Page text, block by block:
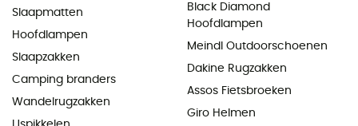
Slaapmatten
Hoofdlampen
Slaapzakken
Camping branders
Wandelrugzakken
Black Diamond
Hoofdlampen
Meindl Outdoorschoenen
Dakine Rugzakken
Assos Fietsbroeken
Giro Helmen